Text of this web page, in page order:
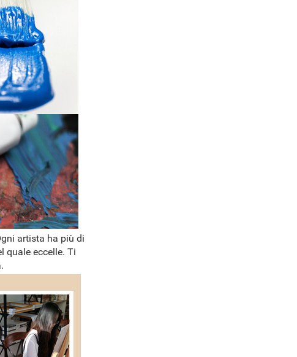
artista ha più di
quale eccelle. Ti